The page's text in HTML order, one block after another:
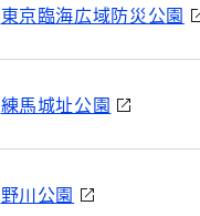
東京臨海広域防災公園
練馬城址公園
野川公園